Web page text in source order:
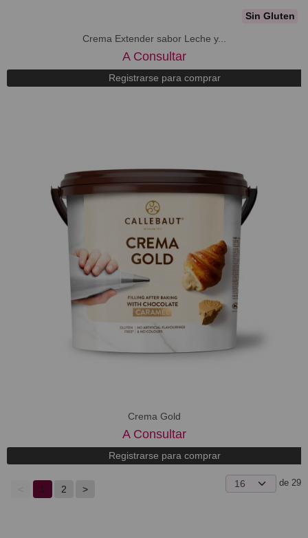
Sin Gluten
Crema Extender sabor Leche y...
A Consultar
Registrarse para comprar
Crema Gold
A Consultar
Registrarse para comprar
1 2 >
de 29